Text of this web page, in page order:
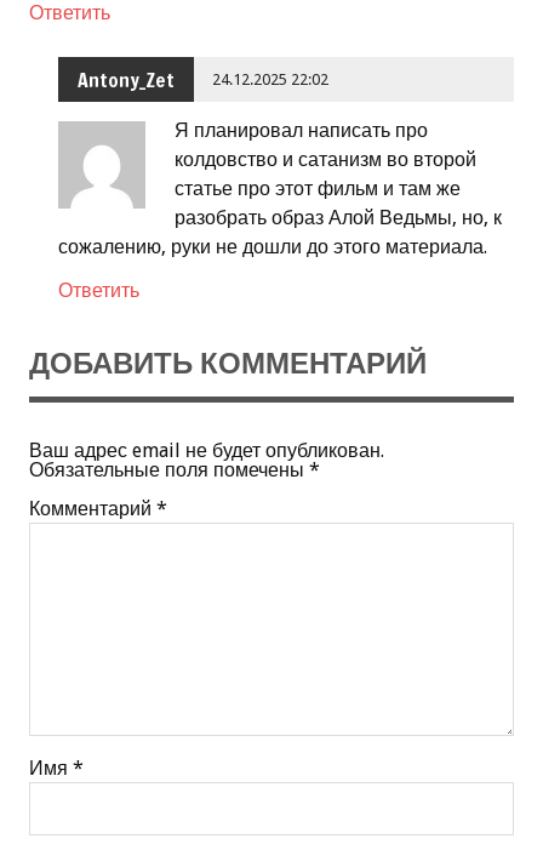
Ответить
Antony_Zet 24.12.2025 22:02
Я планировал написать про
колдовство и сатанизм во второй
статье про этот фильм и там же
разобрать образ Алой Ведьмы, но, к
сожалению, руки не дошли до этого материала.
Ответить
ДОБАВИТЬ КОММЕНТАРИЙ
Ваш адрес email не будет опубликован.
Обязательные поля помечены *
Комментарий *
Имя *